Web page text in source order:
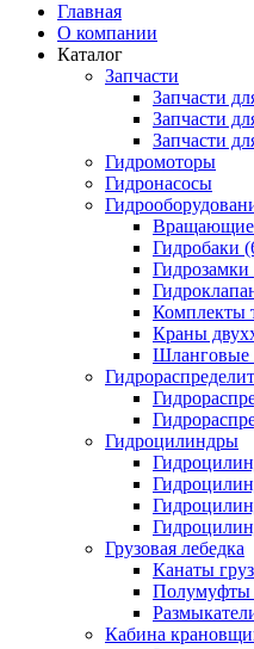
Главная
О компании
Каталог
Запчасти
Запчасти
Запчасти
Запчасти
Гидромоторы
Гидронасосы
Гидробаки
Гидрозамки
Комплекты
Краны
Шланговые
Гидроцилиндры
Грузовая лебедка
Канаты
Полумуфты
Кабина